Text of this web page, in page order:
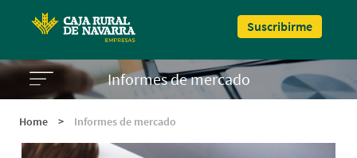
Suscribirme
Informes de mercado
Home > Informes de mercado